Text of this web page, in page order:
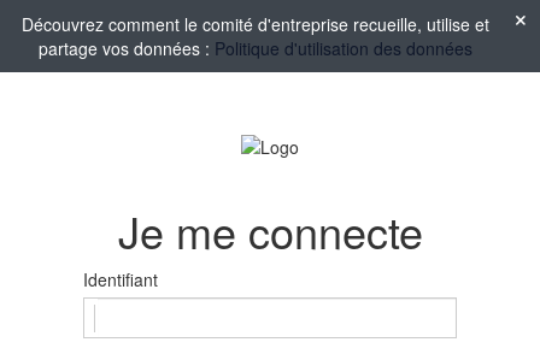
Découvrez comment le comité d'entreprise recueille, utilise et
partage vos données : Politique d'utilisation des données
Je me connecte
Identifiant